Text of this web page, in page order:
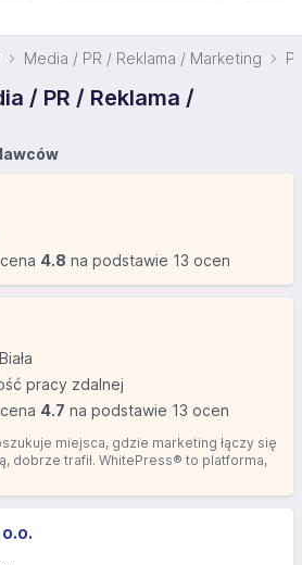
Media / PR / Reklama / Marketing
/ PR / Reklama /
4.8 na podstawie 13 ocen
pracy zdalnej
4.7 na podstawie 13 ocen
miejsca, gdzie marketing łączy się
dobrze trafił. WhitePress® to platforma,